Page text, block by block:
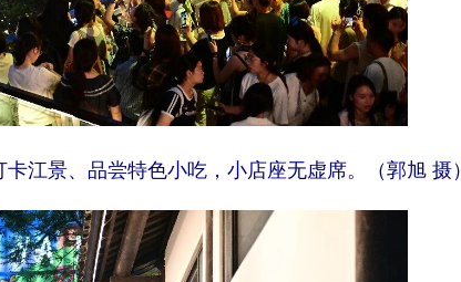
江景、品尝特色小吃，小店座无虚席。（郭旭 摄）